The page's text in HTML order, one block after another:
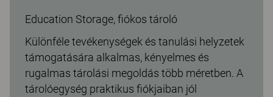
Education Storage, fiókos tároló
Különféle tevékenységek és tanulási helyzetek
támogatására alkalmas, kényelmes és
rugalmas tárolási megoldás több méretben. A
tárolóegység praktikus fiókjaiban jól